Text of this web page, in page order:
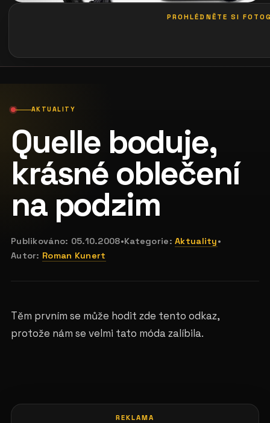
PROHLÉDNĚTE SI
AKTUALITY
Quelle boduje,
krásné oblečení
na podzim
Publikováno: 05.10.2008•Kategorie:Aktuality•
Autor: Roman Kunert
Těm prvním se může hodit zde tento odkaz,
protože nám se velmi tato móda zalíbila.
REKLAMA